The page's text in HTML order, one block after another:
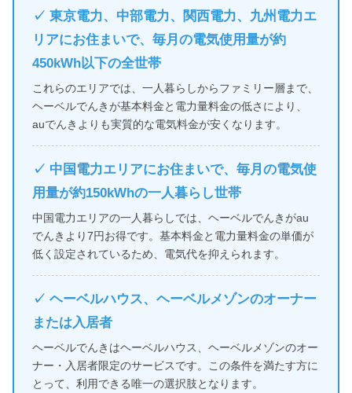
✓ 東京電力、中部電力、関西電力、九州電力エ
リアにお住まいで、毎月の電気使用量が約
450kWh以下の全世帯
これらのエリアでは、一人暮らしからファミリー層まで、
ヘーベルでんきが基本料金と電力量料金の低さにより、
auでんきよりも実質的な電気料金が安くなります。
✓ 中国電力エリアにお住まいで、毎月の電気使
用量が約150kWhの一人暮らし世帯
中国電力エリアの一人暮らしでは、ヘーベルでんきがau
でんきより7円お得です。基本料金と電力量料金の単価が
低く設定されているため、電気代を抑えられます。
✓ ヘーベルハウス、ヘーベルメゾンのオーナー
または入居者
ヘーベルでんきはヘーベルハウス、ヘーベルメゾンのオー
ナー・入居者限定のサービスです。この条件を満たす方に
とって、利用できる唯一の選択肢となります。